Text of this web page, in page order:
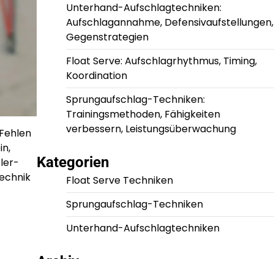
Unterhand-Aufschlagtechniken:
Aufschlagannahme, Defensivaufstellungen,
Gegenstrategien
Float Serve: Aufschlagrhythmus, Timing,
Koordination
Sprungaufschlag-Techniken:
Trainingsmethoden, Fähigkeiten
verbessern, Leistungsüberwachung
Kategorien
Float Serve Techniken
Sprungaufschlag-Techniken
Unterhand-Aufschlagtechniken